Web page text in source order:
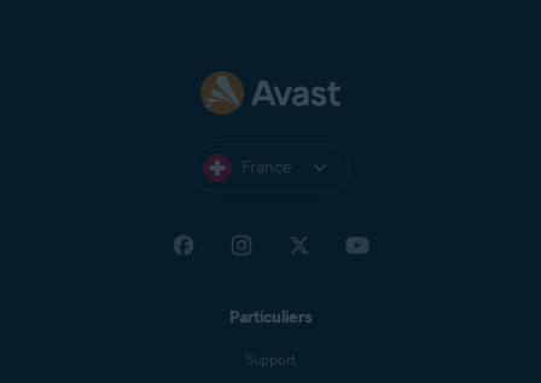
France
Particuliers
Support